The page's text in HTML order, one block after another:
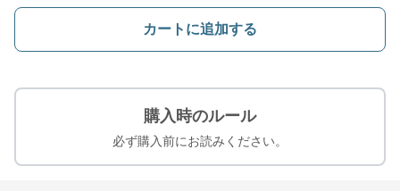
カートに追加する
購入時のルール
必ず購入前にお読みください。